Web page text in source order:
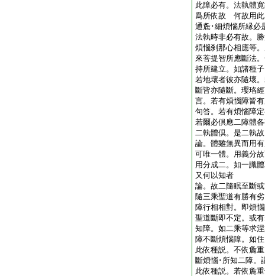
此障必有。法執體
爲所依故 何故用
通麁･細煩惱所縁必
法執時非必有故。
煩惱刹那心相應等
來菩提智所應斷法
持所建立。如諸種
若地壞者彼亦隨壞
斷皆亦隨斷。瓔珞
言。若有煩惱障皆
句答。若有煩惱障
若爾必倶應二障體
二執體倶。是二執
論。體雖無異而用
可唯一體。用義分
用分成二。如一識
又何以知者
論。故二隨眠至斷
隨三乘聖道有勝有
障行相相對。即煩
聖道斷即不定。或
知障。如二乘等求
障不斷煩惱障。如
此依種説。不依麁
斷煩惱･所知二障。
此依種説。若依麁